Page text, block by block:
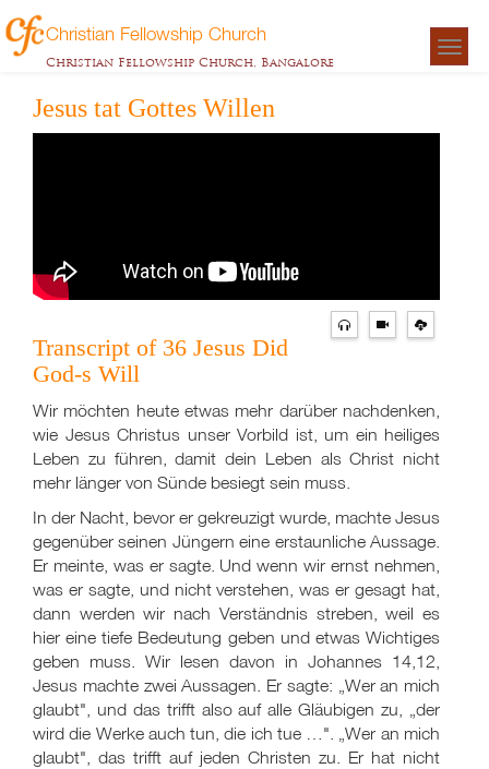
Christian Fellowship Church
Christian Fellowship Church, Bangalore
Jesus tat Gottes Willen
Transcript of 36 Jesus Did
God-s Will
Wir möchten heute etwas mehr darüber nachdenken,
wie Jesus Christus unser Vorbild ist, um ein heiliges
Leben zu führen, damit dein Leben als Christ nicht
mehr länger von Sünde besiegt sein muss.
In der Nacht, bevor er gekreuzigt wurde, machte Jesus
gegenüber seinen Jüngern eine erstaunliche Aussage.
Er meinte, was er sagte. Und wenn wir ernst nehmen,
was er sagte, und nicht verstehen, was er gesagt hat,
dann werden wir nach Verständnis streben, weil es
hier eine tiefe Bedeutung geben und etwas Wichtiges
geben muss. Wir lesen davon in Johannes 14,12,
Jesus machte zwei Aussagen. Er sagte: „Wer an mich
glaubt", und das trifft also auf alle Gläubigen zu, „der
wird die Werke auch tun, die ich tue …". „Wer an mich
glaubt", das trifft auf jeden Christen zu. Er hat nicht